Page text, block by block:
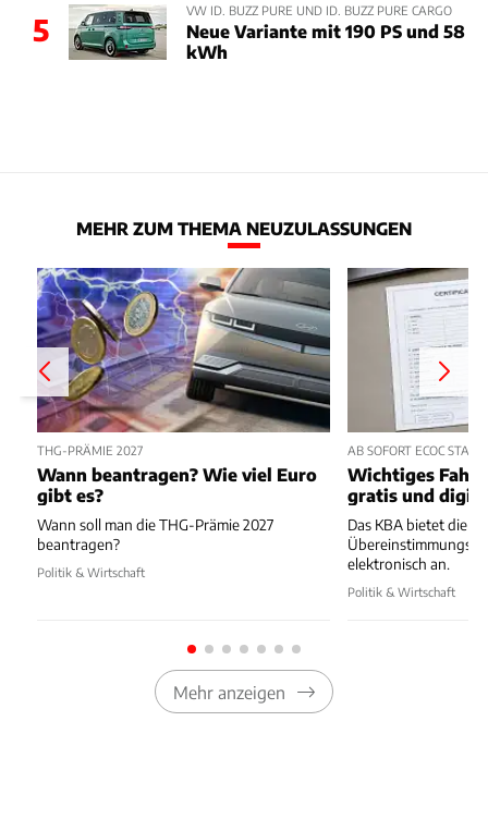
5
VW ID. BUZZ PURE UND ID. BUZZ PURE CARGO
Neue Variante mit 190 PS und 58
kWh
MEHR ZUM THEMA NEUZULASSUNGEN
THG-PRÄMIE 2027
Wann beantragen? Wie viel Euro
gibt es?
Wann soll man die THG-Prämie 2027
beantragen?
Politik & Wirtschaft
AB SOFORT ECOC STATT
Wichtiges
gratis und
Das KBA bietet die
elektronisch an.
Politik & Wirtschaft
Mehr anzeigen